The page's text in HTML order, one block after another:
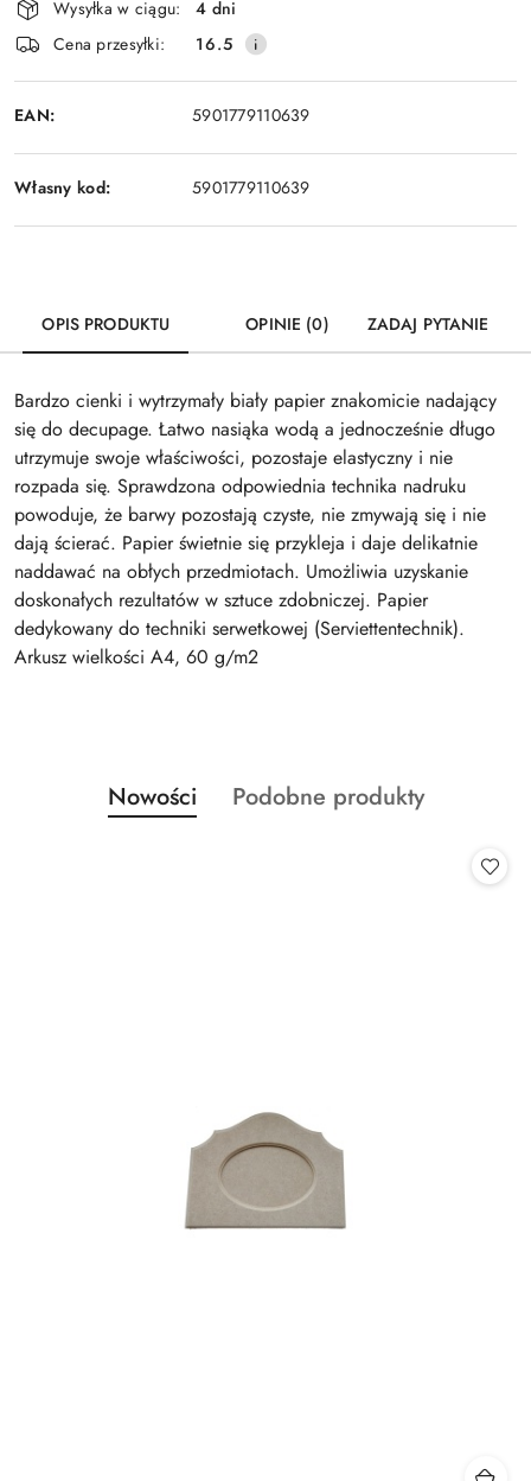
i
dostawa
Wysyłka w ciągu:
4 dni
Cena przesyłki:
16.5
EAN: 5901779110639
Własny kod: 5901779110639
OPIS PRODUKTU OPINIE (0) ZADAJ PYTANIE
Bardzo cienki i wytrzymały biały papier znakomicie nadający
się do decupage. Łatwo nasiąka wodą a jednocześnie długo
utrzymuje swoje właściwości, pozostaje elastyczny i nie
rozpada się. Sprawdzona odpowiednia technika nadruku
powoduje, że barwy pozostają czyste, nie zmywają się i nie
dają ścierać. Papier świetnie się przykleja i daje delikatnie
naddawać na obłych przedmiotach. Umożliwia uzyskanie
doskonałych rezultatów w sztuce zdobniczej. Papier
dedykowany do techniki serwetkowej (Serviettentechnik).
Arkusz wielkości A4, 60 g/m2
Pomiń karuzelę produktów
Produkty
o
Nowości
Produkty
Podobne produkty